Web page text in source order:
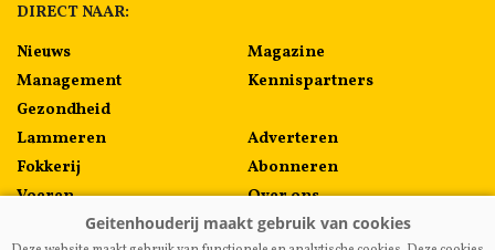
DIRECT NAAR:
Nieuws
Management
Gezondheid
Lammeren
Fokkerij
Voeren
Algemeen
Magazine
Kennispartners
Adverteren
Abonneren
Over ons
Contact